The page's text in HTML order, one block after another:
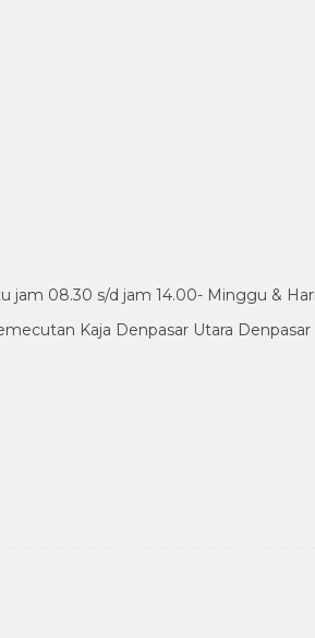
jam 08.30 s/d jam 14.00- Minggu &
Kaja Denpasar Utara Denpasar